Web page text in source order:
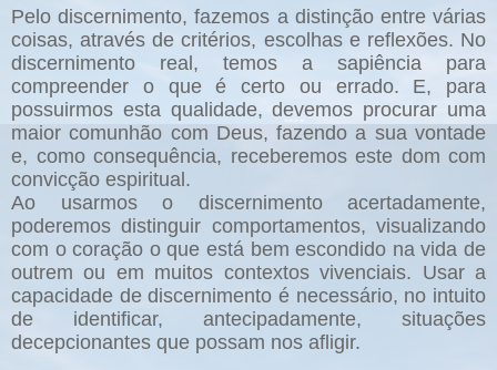
Pelo discernimento, fazemos a distinção entre várias
coisas, através de critérios, escolhas e reflexões. No
discernimento real, temos a sapiência para
compreender o que é certo ou errado. E, para
possuirmos esta qualidade, devemos procurar uma
maior comunhão com Deus, fazendo a sua vontade
e, como consequência, receberemos este dom com
convicção espiritual.
Ao usarmos o discernimento acertadamente,
poderemos distinguir comportamentos, visualizando
com o coração o que está bem escondido na vida de
outrem ou em muitos contextos vivenciais. Usar a
capacidade de discernimento é necessário, no intuito
de identificar, antecipadamente, situações
decepcionantes que possam nos afligir.